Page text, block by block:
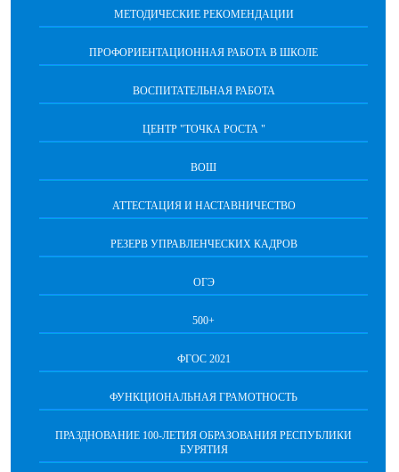
МЕТОДИЧЕСКИЕ РЕКОМЕНДАЦИИ
ПРОФОРИЕНТАЦИОННАЯ РАБОТА В ШКОЛЕ
ВОСПИТАТЕЛЬНАЯ РАБОТА
ЦЕНТР "ТОЧКА РОСТА "
ВОШ
АТТЕСТАЦИЯ И НАСТАВНИЧЕСТВО
РЕЗЕРВ УПРАВЛЕНЧЕСКИХ КАДРОВ
ОГЭ
500+
ФГОС 2021
ФУНКЦИОНАЛЬНАЯ ГРАМОТНОСТЬ
ПРАЗДНОВАНИЕ 100-ЛЕТИЯ ОБРАЗОВАНИЯ РЕСПУБЛИКИ
БУРЯТИЯ